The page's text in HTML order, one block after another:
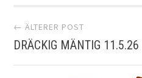
Artikel-
Navigation
← ÄLTERER POST
DRÄCKIG MÄNTIG 11.5.26